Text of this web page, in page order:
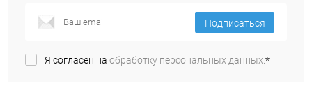
Подписаться
Я согласен на обработку персональных данных.*